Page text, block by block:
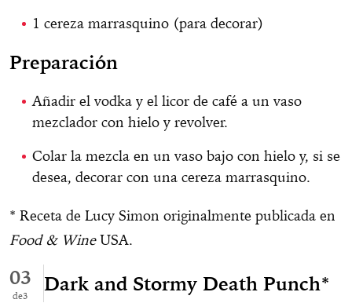
1 cereza marrasquino (para decorar)
Preparación
Añadir el vodka y el licor de café a un vaso
mezclador con hielo y revolver.
Colar la mezcla en un vaso bajo con hielo y, si se
desea, decorar con una cereza marrasquino.
* Receta de Lucy Simon originalmente publicada en
Food & WineUSA.
03
3
Dark and Stormy Death Punch*